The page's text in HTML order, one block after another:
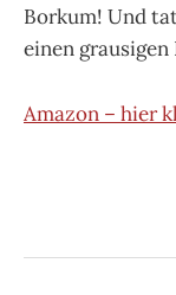
Borkum! Und
einen grausigen
Amazon – hier